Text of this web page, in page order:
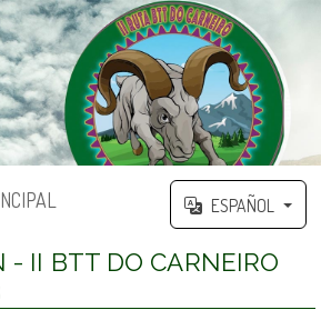
ESPAÑOL
- II BTT DO CARNEIRO